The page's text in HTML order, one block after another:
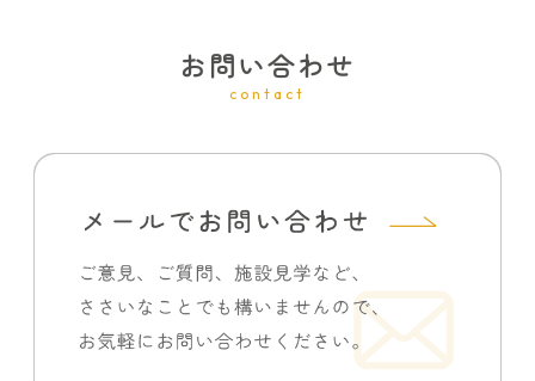
お問い合わせ
contact